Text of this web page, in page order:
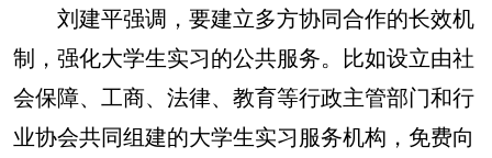
刘建平强调，要建立多方协同合作的长效机
制，强化大学生实习的公共服务。比如设立由社
会保障、工商、法律、教育等行政主管部门和行
业协会共同组建的大学生实习服务机构，免费向